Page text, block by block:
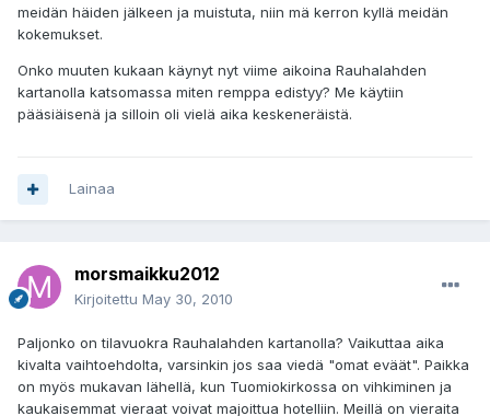
meidän häiden jälkeen ja muistuta, niin mä kerron kyllä meidän
kokemukset.
Onko muuten kukaan käynyt nyt viime aikoina Rauhalahden
kartanolla katsomassa miten remppa edistyy? Me käytiin
pääsiäisenä ja silloin oli vielä aika keskeneräistä.
Lainaa
morsmaikku2012
Kirjoitettu May 30, 2010
Paljonko on tilavuokra Rauhalahden kartanolla? Vaikuttaa aika
kivalta vaihtoehdolta, varsinkin jos saa viedä "omat eväät". Paikka
on myös mukavan lähellä, kun Tuomiokirkossa on vihkiminen ja
kaukaisemmat vieraat voivat majoittua hotelliin. Meillä on vieraita